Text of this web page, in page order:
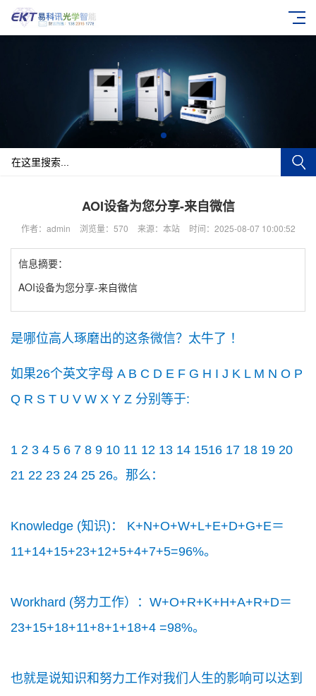
AOI设备为您分享-来自微信
作者：admin 浏览量：570 来源：本站 时间：2025-08-07 10:00:52
信息摘要：
AOI设备为您分享-来自微信
是哪位高人琢磨出的这条微信？太牛了 ！
如果26个英文字母 A B C D E F G H I J K L M N O P
Q R S T U V W X Y Z 分别等于:
1 2 3 4 5 6 7 8 9 10 11 12 13 14 1516 17 18 19 20
21 22 23 24 25 26。那么：
Knowledge (知识)： K+N+O+W+L+E+D+G+E＝
11+14+15+23+12+5+4+7+5=96%。
Workhard (努力工作）：W+O+R+K+H+A+R+D＝
23+15+18+11+8+1+18+4 =98%。
也就是说知识和努力工作对我们人生的影响可以达到